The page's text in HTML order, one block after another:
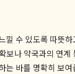
수 있도록 따뜻
나 약국과의 연
는 바를 명확히 보